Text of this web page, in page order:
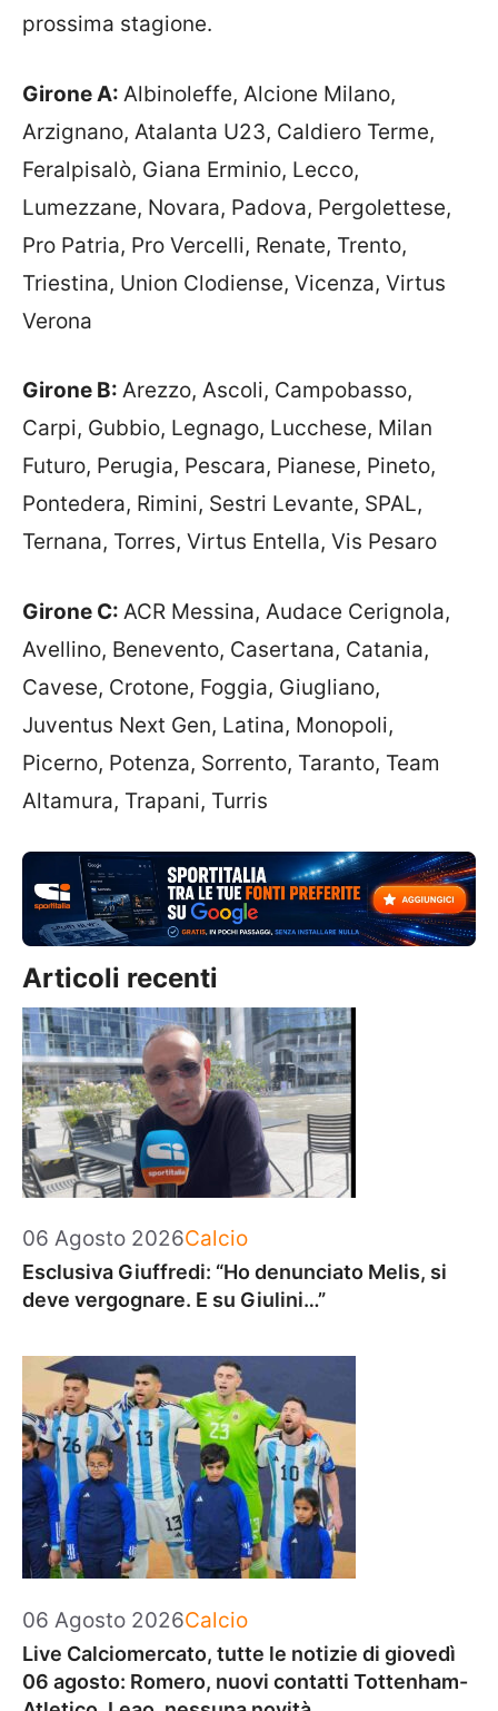
prossima stagione.
Girone A: Albinoleffe, Alcione Milano,
Arzignano, Atalanta U23, Caldiero Terme,
Feralpisalò, Giana Erminio, Lecco,
Lumezzane, Novara, Padova, Pergolettese,
Pro Patria, Pro Vercelli, Renate, Trento,
Triestina, Union Clodiense, Vicenza, Virtus
Verona
Girone B: Arezzo, Ascoli, Campobasso,
Carpi, Gubbio, Legnago, Lucchese, Milan
Futuro, Perugia, Pescara, Pianese, Pineto,
Pontedera, Rimini, Sestri Levante, SPAL,
Ternana, Torres, Virtus Entella, Vis Pesaro
Girone C: ACR Messina, Audace Cerignola,
Avellino, Benevento, Casertana, Catania,
Cavese, Crotone, Foggia, Giugliano,
Juventus Next Gen, Latina, Monopoli,
Picerno, Potenza, Sorrento, Taranto, Team
Altamura, Trapani, Turris
Articoli recenti
06 Agosto 2026Categorie
Calcio
Esclusiva Giuffredi: “Ho denunciato Melis, si
deve vergognare. E su Giulini…”
06 Agosto 2026Categorie
Calcio
Live Calciomercato, tutte le notizie di giovedì
06 agosto: Romero, nuovi contatti Tottenham-